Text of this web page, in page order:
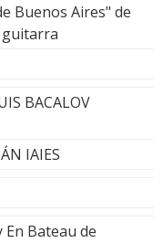
Buenos Aires" de
guitarra
BACALOV
IAIES
En Bateau de